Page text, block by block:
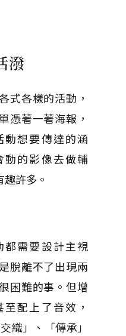
潑
式各樣的活動，
憑著一著海報，
想要傳達的涵
動的影像去做輔
許多。
都需要設計主視
脫離不了出現兩
困難的事。但增
配上了音效，
織」、「傳承」